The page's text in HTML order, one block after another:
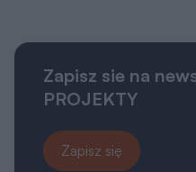
Zapisz sie na
PROJEKTY
Zapisz się